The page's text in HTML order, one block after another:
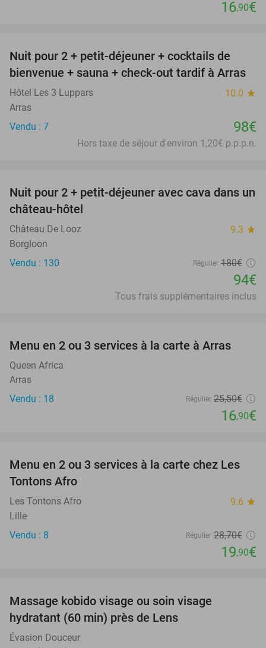
16,90€
Nuit pour 2 + petit-déjeuner + cocktails de
bienvenue + sauna + check-out tardif à Arras
Hôtel Les 3 Luppars 10.0 star
Arras
Vendu : 7
98€
Hors taxe de séjour d'environ 1,20€ p.p.p.n.
48%
Nuit pour 2 + petit-déjeuner avec cava dans un
château-hôtel
Château De Looz 9.3 star
Borgloon
Vendu : 130
Régulier 180€
94€
Tous frais supplémentaires inclus
34%
Menu en 2 ou 3 services à la carte à Arras
Queen Africa
Arras
Vendu : 18
Régulier 25,50€
16,90€
31%
Menu en 2 ou 3 services à la carte chez Les
Tontons Afro
Les Tontons Afro 9.6 star
Lille
Vendu : 8
Régulier 28,70€
19,90€
Massage kobido visage ou soin visage
hydratant (60 min) près de Lens
Évasion Douceur